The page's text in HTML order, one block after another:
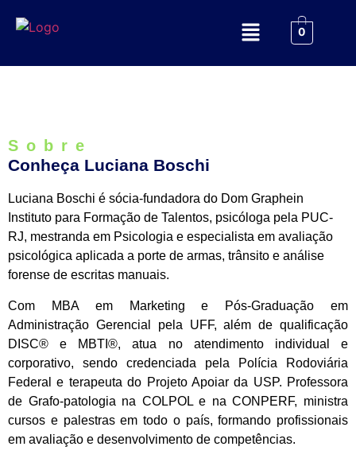
0
Sobre
Conheça Luciana Boschi
Luciana Boschi é sócia-fundadora do Dom Graphein
Instituto para Formação de Talentos, psicóloga pela PUC-
RJ, mestranda em Psicologia e especialista em avaliação
psicológica aplicada a porte de armas, trânsito e análise
forense de escritas manuais.
Com MBA em Marketing e Pós-Graduação em
Administração Gerencial pela UFF, além de qualificação
DISC® e MBTI®, atua no atendimento individual e
corporativo, sendo credenciada pela Polícia Rodoviária
Federal e terapeuta do Projeto Apoiar da USP. Professora
de Grafo-patologia na COLPOL e na CONPERF, ministra
cursos e palestras em todo o país, formando profissionais
em avaliação e desenvolvimento de competências.